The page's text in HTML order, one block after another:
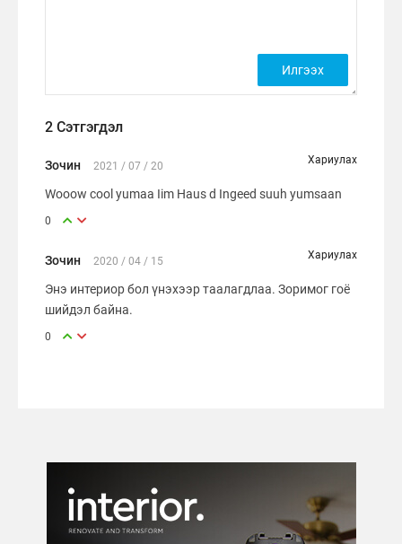
2 Сэтгэгдэл
Зочин 2021 / 07 / 20 Хариулах
Wooow cool yumaa Iim Haus d Ingeed suuh yumsaan
0
Зочин 2020 / 04 / 15 Хариулах
Энэ интериор бол үнэхээр таалагдлаа. Зоримог гоё
шийдэл байна.
0